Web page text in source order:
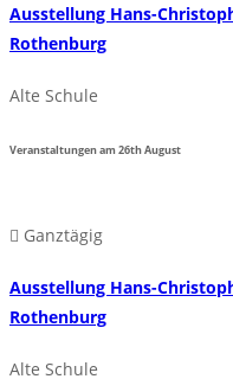
Ausstellung Hans-
Rothenburg
Alte Schule
Veranstaltungen am26thAugust
Ganztägig
Ausstellung Hans-
Rothenburg
Alte Schule